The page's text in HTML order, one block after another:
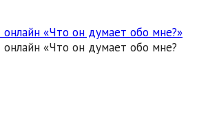
онлайн «Что он думает обо мне?»
онлайн «Что он думает обо мне?